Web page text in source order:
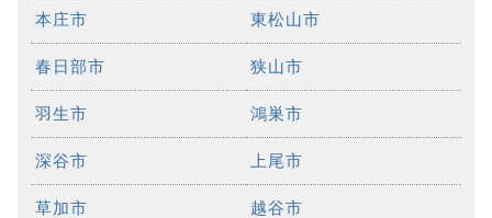
本庄市 東松山市
春日部市 狭山市
羽生市 鴻巣市
深谷市 上尾市
草加市 越谷市